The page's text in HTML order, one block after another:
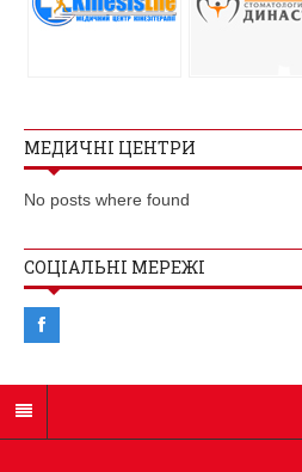
МЕДИЧНІ ЦЕНТРИ
No posts where found
СОЦІАЛЬНІ МЕРЕЖІ